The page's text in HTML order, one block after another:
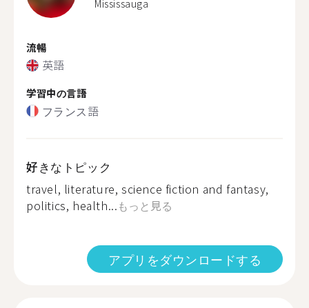
Mississauga
流暢
英語
学習中の言語
フランス語
好きなトピック
travel, literature, science fiction and fantasy,
politics, health...もっと見る
アプリをダウンロードする